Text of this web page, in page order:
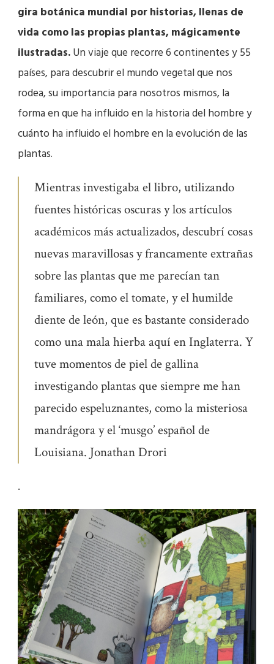
gira botánica mundial por historias, llenas de
vida como las propias plantas, mágicamente
ilustradas.Un viaje que recorre 6 continentes y 55
países, para descubrir el mundo vegetal que nos
rodea, su importancia para nosotros mismos, la
forma en que ha influido en la historia del hombre y
cuánto ha influido el hombre en la evolución de las
plantas.
Mientras investigaba el libro, utilizando
fuentes históricas oscuras y los artículos
académicos más actualizados, descubrí cosas
nuevas maravillosas y francamente extrañas
sobre las plantas que me parecían tan
familiares, como el tomate, y el humilde
diente de león, que es bastante considerado
como una mala hierba aquí en Inglaterra. Y
tuve momentos de piel de gallina
investigando plantas que siempre me han
parecido espeluznantes, como la misteriosa
mandrágora y el ‘musgo’ español de
Louisiana. Jonathan Drori
.